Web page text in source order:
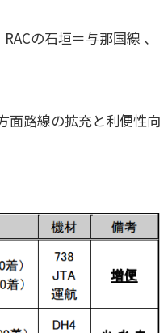
の石垣＝与那国線 、
面路線の拡充と利便性向